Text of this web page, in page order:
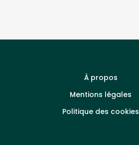
À propos
Mentions légales
Politique des cookies